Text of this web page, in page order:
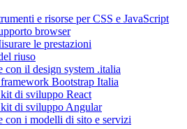
e risorse per CSS e JavaScript
browser
le prestazioni
riuso
con il design system .italia
Bootstrap Italia
di sviluppo React
di sviluppo Angular
con i modelli di sito e servizi